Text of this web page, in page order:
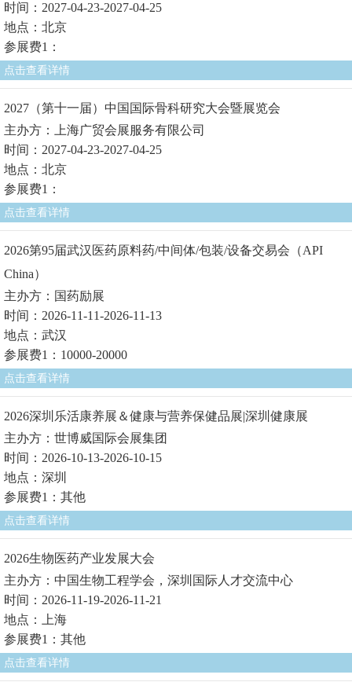
时间：2027-04-23-2027-04-25
地点：北京
参展费1：
点击查看详情
2027（第十一届）中国国际骨科研究大会暨展览会
主办方：上海广贸会展服务有限公司
时间：2027-04-23-2027-04-25
地点：北京
参展费1：
点击查看详情
2026第95届武汉医药原料药/中间体/包装/设备交易会（API
China）
主办方：国药励展
时间：2026-11-11-2026-11-13
地点：武汉
参展费1：10000-20000
点击查看详情
2026深圳乐活康养展＆健康与营养保健品展|深圳健康展
主办方：世博威国际会展集团
时间：2026-10-13-2026-10-15
地点：深圳
参展费1：其他
点击查看详情
2026生物医药产业发展大会
主办方：中国生物工程学会，深圳国际人才交流中心
时间：2026-11-19-2026-11-21
地点：上海
参展费1：其他
点击查看详情